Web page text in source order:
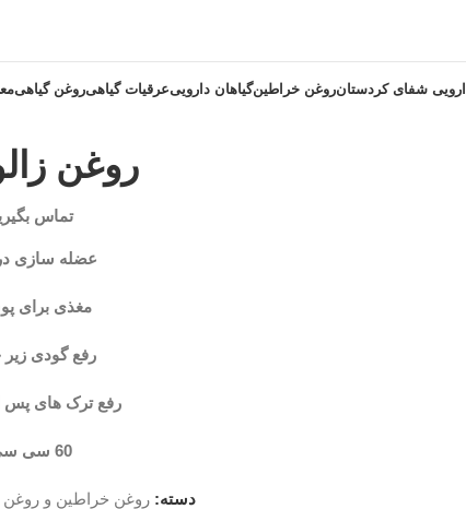
شفای کردستانروغن خراطینگیاهان داروییعرقیات گیاهیروغن گیاهی
روغن
تماس
عضله سازی
مغذی برای
رفع گودی
رفع ترک های پس
60 سی سی
دسته: روغن خراطین و روغن